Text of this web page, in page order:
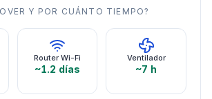
Y POR CUÁNTO TIEMPO?
Router Wi-Fi
~1.2 días
Ventilador
~7 h